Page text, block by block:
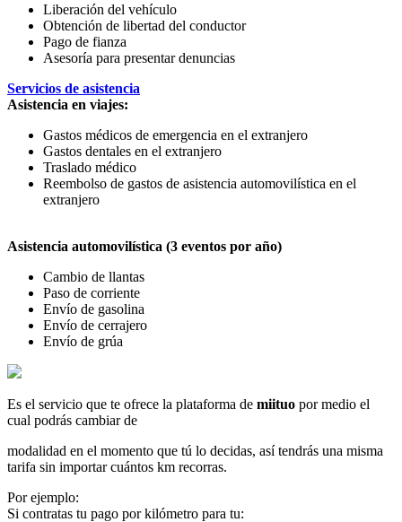
Liberación del vehículo
Obtención de libertad del conductor
Pago de fianza
Asesoría para presentar denuncias
Servicios de asistencia
Asistencia en viajes:
Gastos médicos de emergencia en el extranjero
Gastos dentales en el extranjero
Traslado médico
Reembolso de gastos de asistencia automovilística en el
extranjero
Asistencia automovilística (3 eventos por año)
Cambio de llantas
Paso de corriente
Envío de gasolina
Envío de cerrajero
Envío de grúa
Es el servicio que te ofrece la plataforma de miituo por medio el
cual podrás cambiar de
modalidad en el momento que tú lo decidas, así tendrás una misma
tarifa sin importar cuántos km recorras.
Por ejemplo:
Si contratas tu pago por kilómetro para tu: